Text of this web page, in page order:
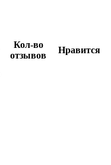
Кол-во
отзывов
Нравится